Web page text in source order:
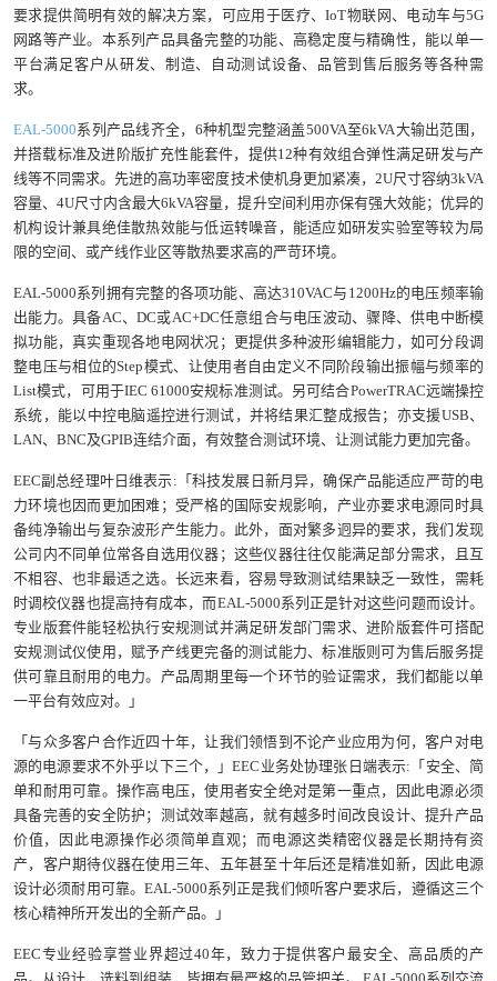
要求提供简明有效的解决方案，可应用于医疗、IoT物联网、电动车与5G
网路等产业。本系列产品具备完整的功能、高稳定度与精确性，能以单一
平台满足客户从研发、制造、自动测试设备、品管到售后服务等各种需
求。
EAL-5000系列产品线齐全，6种机型完整涵盖500VA至6kVA大输出范围，
并搭载标准及进阶版扩充性能套件，提供12种有效组合弹性满足研发与产
线等不同需求。先进的高功率密度技术使机身更加紧凑，2U尺寸容纳3kVA
容量、4U尺寸内含最大6kVA容量，提升空间利用亦保有强大效能；优异的
机构设计兼具绝佳散热效能与低运转噪音，能适应如研发实验室等较为局
限的空间、或产线作业区等散热要求高的严苛环境。
EAL-5000系列拥有完整的各项功能、高达310VAC与1200Hz的电压频率输
出能力。具备AC、DC或AC+DC任意组合与电压波动、骤降、供电中断模
拟功能，真实重现各地电网状况；更提供多种波形编辑能力，如可分段调
整电压与相位的Step模式、让使用者自由定义不同阶段输出振幅与频率的
List模式，可用于IEC 61000安规标准测试。另可结合PowerTRAC远端操控
系统，能以中控电脑遥控进行测试，并将结果汇整成报告；亦支援USB、
LAN、BNC及GPIB连结介面，有效整合测试环境、让测试能力更加完备。
EEC副总经理叶日维表示:「科技发展日新月异，确保产品能适应严苛的电
力环境也因而更加困难；受严格的国际安规影响，产业亦要求电源同时具
备纯净输出与复杂波形产生能力。此外，面对繁多迥异的要求，我们发现
公司内不同单位常各自选用仪器；这些仪器往往仅能满足部分需求，且互
不相容、也非最适之选。长远来看，容易导致测试结果缺乏一致性，需耗
时调校仪器也提高持有成本，而EAL-5000系列正是针对这些问题而设计。
专业版套件能轻松执行安规测试并满足研发部门需求、进阶版套件可搭配
安规测试仪使用，赋予产线更完备的测试能力、标准版则可为售后服务提
供可靠且耐用的电力。产品周期里每一个环节的验证需求，我们都能以单
一平台有效应对。」
「与众多客户合作近四十年，让我们领悟到不论产业应用为何，客户对电
源的电源要求不外乎以下三个，」EEC业务处协理张日端表示:「安全、简
单和耐用可靠。操作高电压，使用者安全绝对是第一重点，因此电源必须
具备完善的安全防护；测试效率越高，就有越多时间改良设计、提升产品
价值，因此电源操作必须简单直观；而电源这类精密仪器是长期持有资
产，客户期待仪器在使用三年、五年甚至十年后还是精准如新，因此电源
设计必须耐用可靠。EAL-5000系列正是我们倾听客户要求后，遵循这三个
核心精神所开发出的全新产品。」
EEC专业经验享誉业界超过40年，致力于提供客户最安全、高品质的产